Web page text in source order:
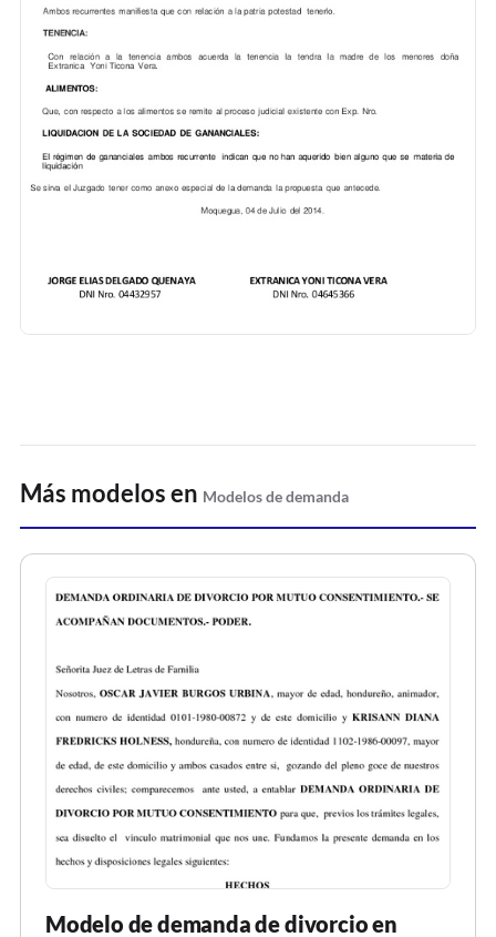
Más modelos en Modelos de demanda
Modelo de demanda de divorcio en